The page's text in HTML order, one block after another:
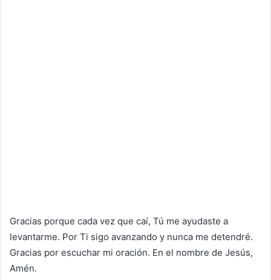
Gracias porque cada vez que caí, Tú me ayudaste a
levantarme. Por Ti sigo avanzando y nunca me detendré.
Gracias por escuchar mi oración. En el nombre de Jesús,
Amén.